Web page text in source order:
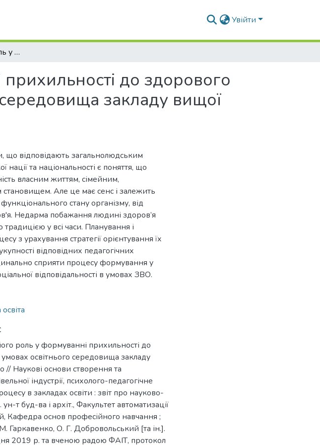
Увійти
Лідерство і його роль у формуванні прихильності до здорового способу життя в умовах освітнього середовища закладу вищої освіти
до здорового
закладу вищої
що відповідають загальнолюдським
та національності є поняття, що
власним життям, сімейним,
становищем. Але це має сенс і залежить
стану організму, від
Недарма побажання людині здоров’я
у всі часи. Планування і
з урахування стратегії орієнтування їх
відповідних педагогічних
сприяти процесу формування у
відповідальності в умовах ЗВО.
роль у формуванні прихильності до
освітнього середовища закладу
// Наукові основи створення та
індустрії, психолого-педагогічне
в закладах освіти : звіт про науково-
т буд-ва і архіт., Факультет автоматизації
Кафедра основ професійного навчання ;
Гаркавенко, О. Г. Добровольський [та ін.].
2019 р. та вченою радою ФАІТ, протокол